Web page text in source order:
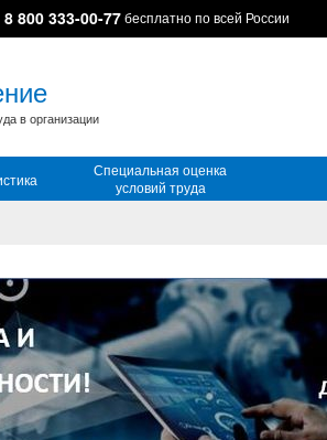
8 800 333-00-77бесплатно по всей России
в организации
Специальная оценка
условий труда